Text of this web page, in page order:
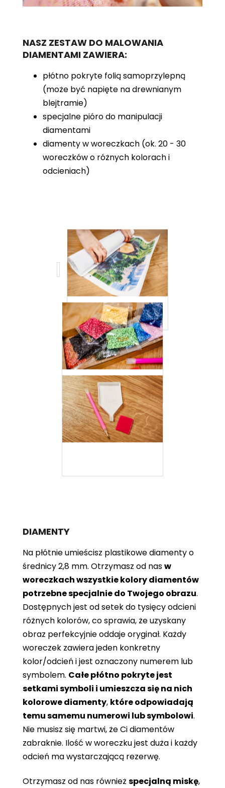
NASZ ZESTAW DO MALOWANIA
DIAMENTAMI ZAWIERA:
płótno pokryte folią samoprzylepną
(może być napięte na drewnianym
blejtramie)
specjalne pióro do manipulacji
diamentami
diamenty w woreczkach (ok. 20 - 30
woreczków o różnych kolorach i
odcieniach)
DIAMENTY
Na płótnie umieścisz plastikowe diamenty o
średnicy 2,8 mm. Otrzymasz od nasw
woreczkach wszystkie kolory diamentów
potrzebne specjalnie do Twojego obrazu.
Dostępnych jest od setek do tysięcy odcieni
różnych kolorów, co sprawia, że ​​uzyskany
obraz perfekcyjnie oddaje oryginał. Każdy
woreczek zawiera jeden konkretny
kolor/odcień i jest oznaczony numerem lub
symbolem. Całe płótno pokryte jest
setkami symboli i umieszcza się na nich
kolorowe diamenty, które odpowiadają
temu samemu numerowi lub symbolowi.
Nie musisz się martwi, że Ci diamentów
zabraknie. Ilość w woreczku jest duża i każdy
odcień ma wystarczającą rezerwę.
Otrzymasz od nas również specjalną miskę,